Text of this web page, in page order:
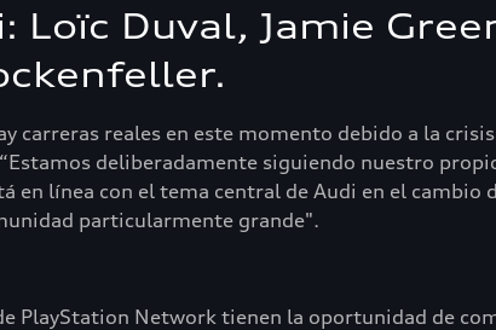
Loïc Duval, Jamie
carreras reales en este momento debido a la
deliberadamente siguiendo nuestro
en línea con el tema central de Audi en el
particularmente grande".
PlayStation Network tienen la oportunidad de